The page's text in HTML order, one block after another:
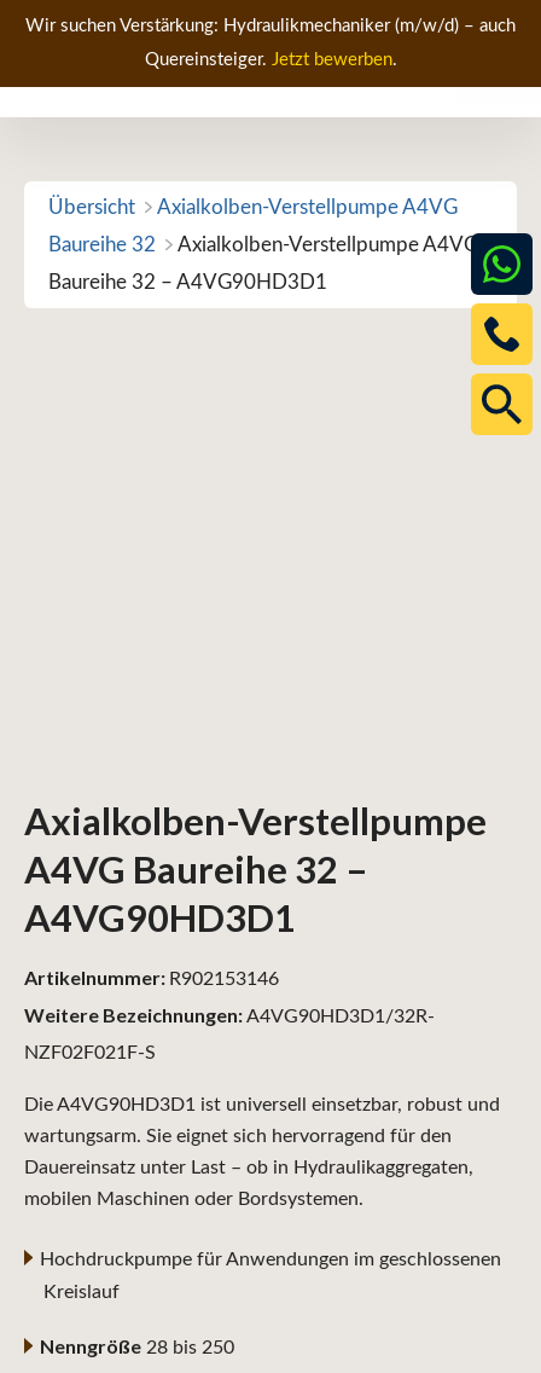
Zum
springen
Wir suchen Verstärkung: Hydraulikmechaniker (m/w/d) – auch
Quereinsteiger. Jetzt bewerben.
Übersicht
Axialkolben-Verstellpumpe A4VG
Baureihe 32
Axialkolben-Verstellpumpe A4VG
Baureihe 32 – A4VG90HD3D1
Axialkolben-Verstellpumpe
A4VG Baureihe 32 –
A4VG90HD3D1
Die A4VG90HD3D1 ist universell einsetzbar, robust und
wartungsarm. Sie eignet sich hervorragend für den
Dauereinsatz unter Last – ob in Hydraulikaggregaten,
mobilen Maschinen oder Bordsystemen.
Hochdruckpumpe für Anwendungen im geschlossenen
Kreislauf
Nenngröße 28 bis 250
Weitere Bezeichnungen:A4VG90HD3D1/32R-
NZF02F021F-S
Artikelnummer: R902153146